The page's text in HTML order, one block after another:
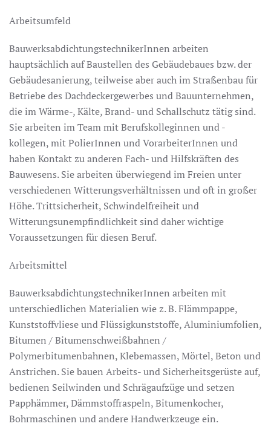
Arbeitsumfeld
BauwerksabdichtungstechnikerInnen arbeiten
hauptsächlich auf Baustellen des Gebäudebaues bzw. der
Gebäudesanierung, teilweise aber auch im Straßenbau für
Betriebe des Dachdeckergewerbes und Bauunternehmen,
die im Wärme-, Kälte, Brand- und Schallschutz tätig sind.
Sie arbeiten im Team mit Berufskolleginnen und -
kollegen, mit PolierInnen und VorarbeiterInnen und
haben Kontakt zu anderen Fach- und Hilfskräften des
Bauwesens. Sie arbeiten überwiegend im Freien unter
verschiedenen Witterungsverhältnissen und oft in großer
Höhe. Trittsicherheit, Schwindelfreiheit und
Witterungsunempfindlichkeit sind daher wichtige
Voraussetzungen für diesen Beruf.
Arbeitsmittel
BauwerksabdichtungstechnikerInnen arbeiten mit
unterschiedlichen Materialien wie z. B. Flämmpappe,
Kunststoffvliese und Flüssigkunststoffe, Aluminiumfolien,
Bitumen / Bitumenschweißbahnen /
Polymerbitumenbahnen, Klebemassen, Mörtel, Beton und
Anstrichen. Sie bauen Arbeits- und Sicherheitsgerüste auf,
bedienen Seilwinden und Schrägaufzüge und setzen
Papphämmer, Dämmstoffraspeln, Bitumenkocher,
Bohrmaschinen und andere Handwerkzeuge ein.